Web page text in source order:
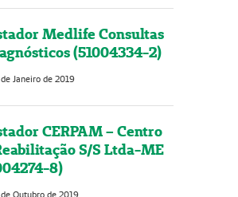
Medlife Consultas
(51004334-2)
Janeiro de 2019
CERPAM – Centro
S/S Ltda-ME
8)
Outubro de 2019